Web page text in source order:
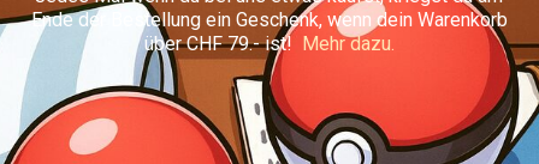
Ende der Bestellung ein Geschenk, wenn dein Warenkorb
über CHF 79.- ist! Mehr dazu.